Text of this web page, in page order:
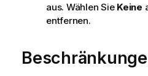
aus. Wählen Sie Keine
entfernen.